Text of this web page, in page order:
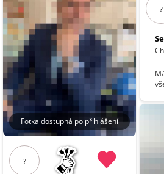
Fotka dostupná po přihlášení
?
?